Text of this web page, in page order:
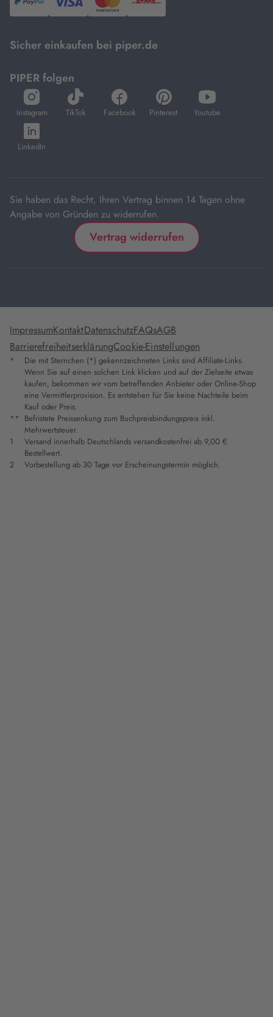
PayPal,Visa
und
DHL.
Sicher einkaufen bei piper.de
PIPER folgen
Instagram
öffnet
in
neuem
Tab
TikTok
öffnet
in
Facebook
öffnet
in
Pinterest
öffnet
in
Youtube
öffnet
in
LinkedIn
öffnet
in
Sie haben das Recht, Ihren Vertrag binnen 14 Tagen ohne
Angabe von Gründen zu widerrufen.
Vertrag widerrufen
ImpressumKontaktDatenschutzFAQsAGB
BarrierefreiheitserklärungCookie-Einstellungen
*
Die mit Sternchen (*) gekennzeichneten Links sind Affiliate-Links.
Wenn Sie auf einen solchen Link klicken und auf der Zielseite etwas
kaufen, bekommen wir vom betreffenden Anbieter oder Online-Shop
eine Vermittlerprovision. Es entstehen für Sie keine Nachteile beim
Kauf oder Preis.
** Befristete Preissenkung zum Buchpreisbindungspreis inkl.
Mehrwertsteuer.
1
Versand innerhalb Deutschlands versandkostenfrei ab 9,00 €
Bestellwert.
2
Vorbestellung ab 30 Tage vor Erscheinungstermin möglich.